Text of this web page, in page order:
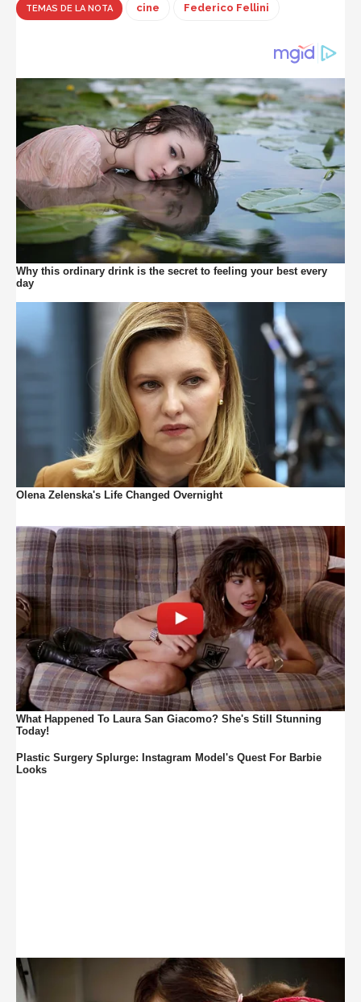
TEMAS DE LA NOTA cine Federico Fellini